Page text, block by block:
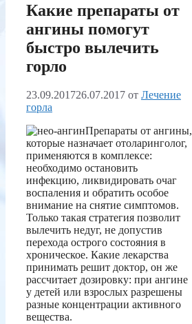
Какие препараты от
ангины помогут
быстро вылечить
горло
23.09.201726.07.2017 от Лечение
горла
Препараты от ангины,
которые назначает отоларинголог,
применяются в комплексе:
необходимо остановить
инфекцию, ликвидировать очаг
воспаления и обратить особое
внимание на снятие симптомов.
Только такая стратегия позволит
вылечить недуг, не допустив
перехода острого состояния в
хроническое. Какие лекарства
принимать решит доктор, он же
рассчитает дозировку: при ангине
у детей или взрослых разрешены
разные концентрации активного
вещества.